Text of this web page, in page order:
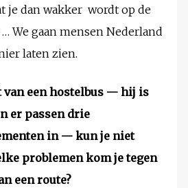
je dan wakker wordt op de
We gaan mensen Nederland
laten zien.
van een hostelbus — hij is
er passen drie
in — kun je niet
problemen kom je tegen
een route?